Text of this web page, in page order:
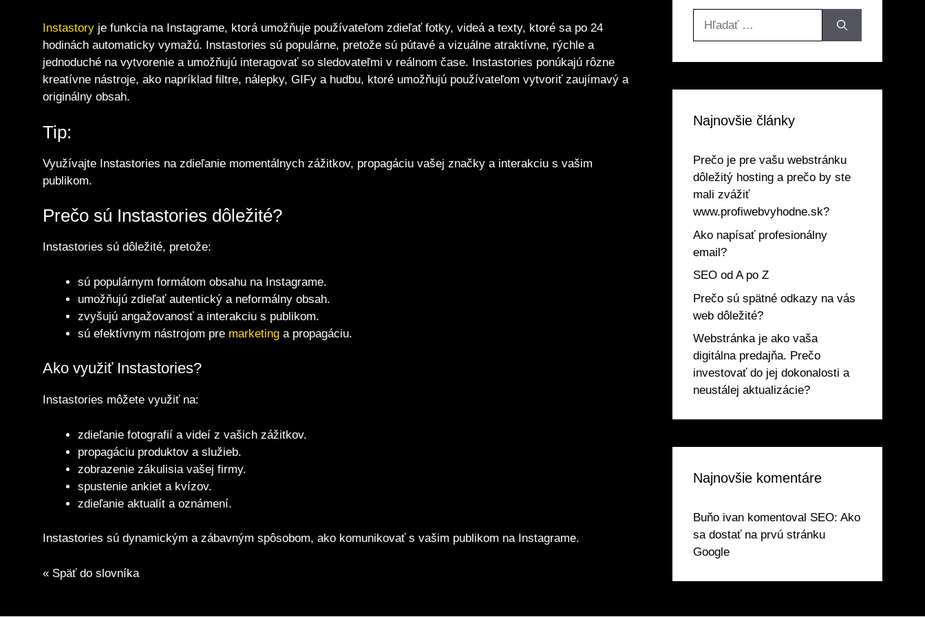
Instastory je funkcia na Instagrame, ktorá umožňuje používateľom zdieľať fotky, videá a texty, ktoré sa po 24
hodinách automaticky vymažú. Instastories sú populárne, pretože sú pútavé a vizuálne atraktívne, rýchle a
jednoduché na vytvorenie a umožňujú interagovať so sledovateľmi v reálnom čase. Instastories ponúkajú rôzne
kreatívne nástroje, ako napríklad filtre, nálepky, GIFy a hudbu, ktoré umožňujú používateľom vytvoriť zaujímavý a
originálny obsah.
Tip:
Využívajte Instastories na zdieľanie momentálnych zážitkov, propagáciu vašej značky a interakciu s vašim
publikom.
Prečo sú Instastories dôležité?
Instastories sú dôležité, pretože:
sú populárnym formátom obsahu na Instagrame.
umožňujú zdieľať autentický a neformálny obsah.
zvyšujú angažovanosť a interakciu s publikom.
sú efektívnym nástrojom pre marketing a propagáciu.
Ako využiť Instastories?
Instastories môžete využiť na:
zdieľanie fotografií a videí z vašich zážitkov.
propagáciu produktov a služieb.
zobrazenie zákulisia vašej firmy.
spustenie ankiet a kvízov.
zdieľanie aktualít a oznámení.
Instastories sú dynamickým a zábavným spôsobom, ako komunikovať s vašim publikom na Instagrame.
« Späť do slovníka
Najnovšie články
Prečo je pre vašu webstránku
dôležitý hosting a prečo by ste
mali zvážiť
www.profiwebvyhodne.sk?
Ako napísať profesionálny
email?
SEO od A po Z
Prečo sú spätné odkazy na vás
web dôležité?
Webstránka je ako vaša
digitálna predajňa. Prečo
investovať do jej dokonalosti a
neustálej aktualizácie?
Najnovšie komentáre
Buňo ivan komentoval SEO: Ako
sa dostať na prvú stránku
Google